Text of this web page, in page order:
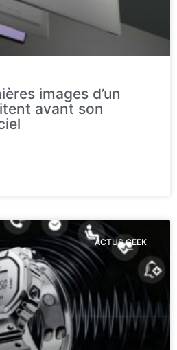
images d’un
avant son
ACTUS GEEK